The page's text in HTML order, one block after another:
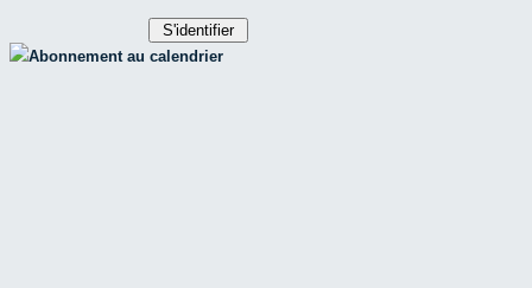
Abonnement au calendrier